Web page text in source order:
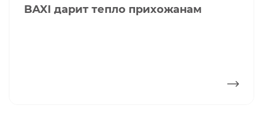
BAXI дарит тепло прихожанам